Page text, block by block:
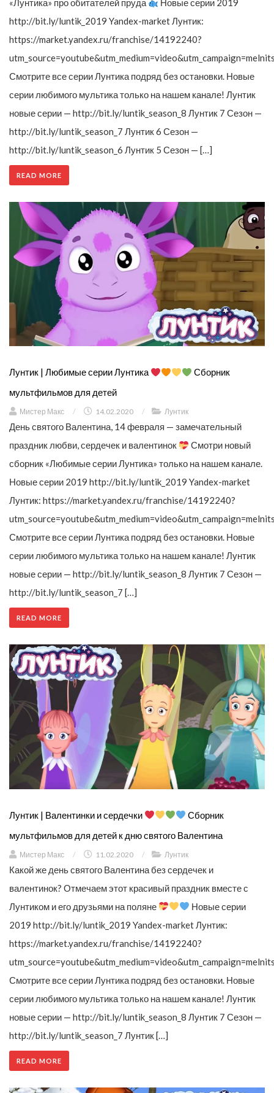
«Лунтика» про обитателей пруда
Новые серии 2019
http://bit.ly/luntik_2019 Yandex-market Лунтик:
https://market.yandex.ru/franchise/14192240?
Смотрите все серии Лунтика подряд без остановки. Новые
серии любимого мультика только на нашем канале! Лунтик
новые серии — http://bit.ly/luntik_season_8 Лунтик 7 Сезон —
http://bit.ly/luntik_season_7 Лунтик 6 Сезон —
http://bit.ly/luntik_season_6 Лунтик 5 Сезон — […]
READ MORE
Лунтик | Любимые серии Лунтика
Сборник
мультфильмов для детей
Мистер Макс / 14.02.2020 / Лунтик
День святого Валентина, 14 февраля — замечательный
праздник любви, сердечек и валентинок
Смотри новый
сборник «Любимые серии Лунтика» только на нашем канале.
Новые серии 2019 http://bit.ly/luntik_2019 Yandex-market
Лунтик: https://market.yandex.ru/franchise/14192240?
Смотрите все серии Лунтика подряд без остановки. Новые
серии любимого мультика только на нашем канале! Лунтик
новые серии — http://bit.ly/luntik_season_8 Лунтик 7 Сезон —
http://bit.ly/luntik_season_7 […]
READ MORE
Лунтик | Валентинки и сердечки
Сборник
мультфильмов для детей к дню святого Валентина
Мистер Макс / 11.02.2020 / Лунтик
Какой же день святого Валентина без сердечек и
валентинок? Отмечаем этот красивый праздник вместе с
Лунтиком и его друзьями на поляне
Новые серии
2019 http://bit.ly/luntik_2019 Yandex-market Лунтик:
https://market.yandex.ru/franchise/14192240?
Смотрите все серии Лунтика подряд без остановки. Новые
серии любимого мультика только на нашем канале! Лунтик
новые серии — http://bit.ly/luntik_season_8 Лунтик 7 Сезон —
http://bit.ly/luntik_season_7 Лунтик […]
READ MORE